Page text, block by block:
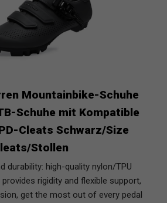
Mountainbike-Schuhe
Schuhe mit Kompatible
Cleats Schwarz/Size
Stollen
durability: high-quality nylon/TPU
rigidity and flexible support,
get the most out of every pedal